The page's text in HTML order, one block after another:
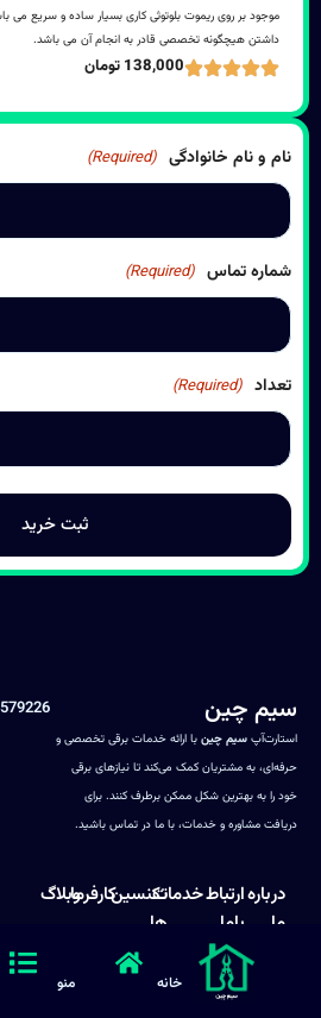
منو خانه
موجود بر روی ریموت بلوتوثی کاری بسیار ساده و سریع
داشتن هیچگونه تخصصی قادر به انجام آن می باشد.
138,000 تومان
نام و نام خانوادگی (Required)
شماره تماس (Required)
تعداد (Required)
سیم چین
استارت‌آپ سیم چین با ارائه خدمات برقی تخصصی و
حرفه‌ای، به مشتریان کمک می‌کند تا نیازهای برقی
خود را به بهترین شکل ممکن برطرف کنند. برای
دریافت مشاوره و خدمات، با ما در تماس باشید.
درباره
ما
ارتباط
باما
خدماتتکنسین
ها
کارفرماوبلاگ
یافته است.